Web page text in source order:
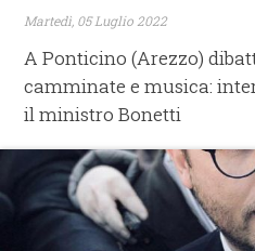
Martedì, 05 Luglio 2022
A Ponticino (Arezzo)
camminate e musica:
il ministro Bonetti